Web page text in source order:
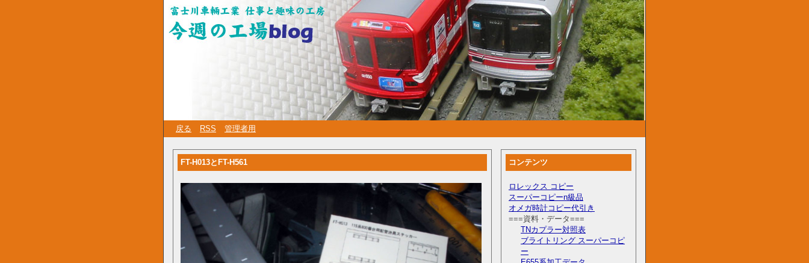
戻る RSS 管理者用
FT-H013とFT-H561 コンテンツ
ロレックス コピー
スーパーコピーn級品
オメガ時計コピー代引き
===資料・データ===
TNカプラー対照表
ブライトリング スーパーコピ
ー